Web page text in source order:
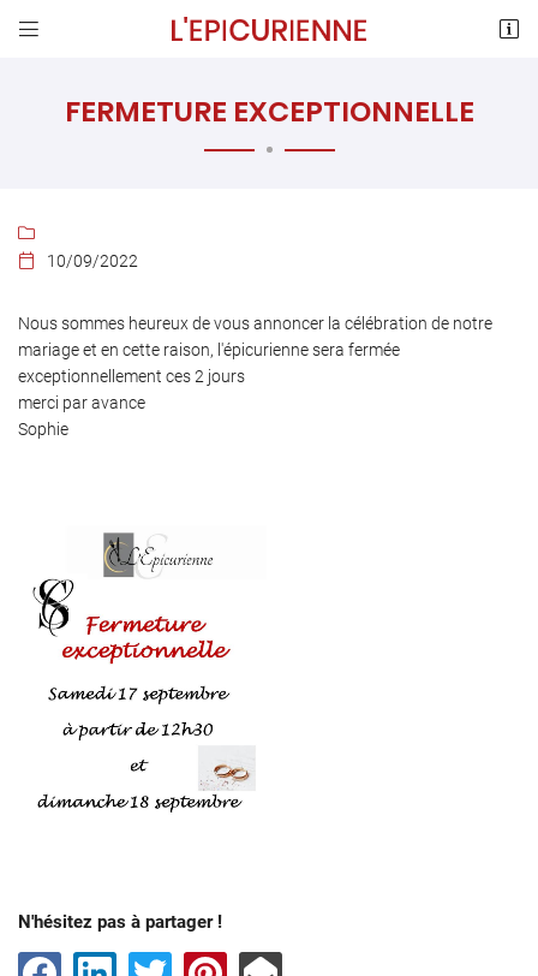
 
01 30 88 65 97
 Adresse email de réception
l'adresse email indiqué ci-dessus. Vous pouvez vous désinscrire à tout moment en
FERMETURE EXCEPTIONNELLE


10/09/2022
Nous sommes heureux de vous annoncer la célébration de notre
mariage et en cette raison, l'épicurienne sera fermée
exceptionnellement ces 2 jours
merci par avance
Sophie
N'hésitez pas à partager !